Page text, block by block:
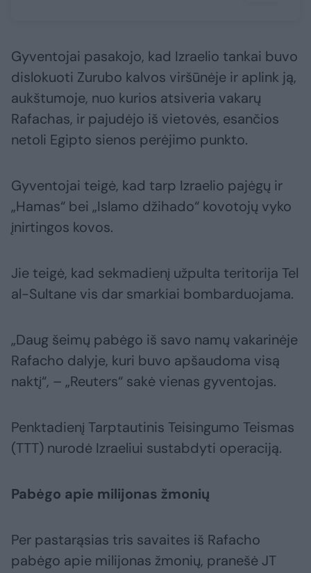
Gyventojai pasakojo, kad Izraelio tankai buvo
dislokuoti Zurubo kalvos viršūnėje ir aplink ją,
aukštumoje, nuo kurios atsiveria vakarų
Rafachas, ir pajudėjo iš vietovės, esančios
netoli Egipto sienos perėjimo punkto.
Gyventojai teigė, kad tarp Izraelio pajėgų ir
„Hamas“ bei „Islamo džihado“ kovotojų vyko
įnirtingos kovos.
Jie teigė, kad sekmadienį užpulta teritorija Tel
al-Sultane vis dar smarkiai bombarduojama.
„Daug šeimų pabėgo iš savo namų vakarinėje
Rafacho dalyje, kuri buvo apšaudoma visą
naktį“, – „Reuters“ sakė vienas gyventojas.
Penktadienį Tarptautinis Teisingumo Teismas
(TTT) nurodė Izraeliui sustabdyti operaciją.
Pabėgo apie milijonas žmonių
Per pastarąsias tris savaites iš Rafacho
pabėgo apie milijonas žmonių, pranešė JT